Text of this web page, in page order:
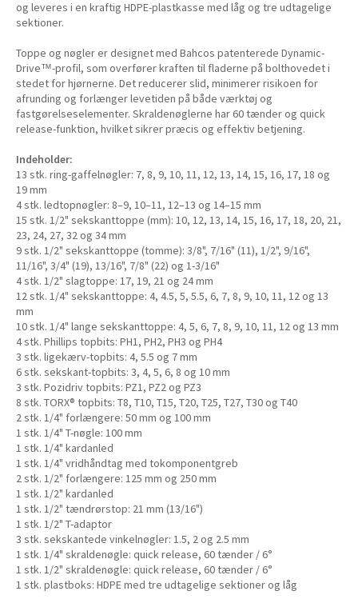
og leveres i en kraftig HDPE-plastkasse med låg og tre udtagelige
sektioner.
Toppe og nøgler er designet med Bahcos patenterede Dynamic-
Drive™-profil, som overfører kraften til fladerne på bolthovedet i
stedet for hjørnerne. Det reducerer slid, minimerer risikoen for
afrunding og forlænger levetiden på både værktøj og
fastgørelseselementer. Skraldenøglerne har 60 tænder og quick
release-funktion, hvilket sikrer præcis og effektiv betjening.
Indeholder:
13 stk. ring-gaffelnøgler: 7, 8, 9, 10, 11, 12, 13, 14, 15, 16, 17, 18 og
19 mm
4 stk. ledtopnøgler: 8–9, 10–11, 12–13 og 14–15 mm
15 stk. 1/2" sekskanttoppe (mm): 10, 12, 13, 14, 15, 16, 17, 18, 20, 21,
23, 24, 27, 32 og 34 mm
9 stk. 1/2" sekskanttoppe (tomme): 3/8", 7/16" (11), 1/2", 9/16",
11/16", 3/4" (19), 13/16", 7/8" (22) og 1-3/16"
4 stk. 1/2" slagtoppe: 17, 19, 21 og 24 mm
12 stk. 1/4" sekskanttoppe: 4, 4.5, 5, 5.5, 6, 7, 8, 9, 10, 11, 12 og 13
mm
10 stk. 1/4" lange sekskanttoppe: 4, 5, 6, 7, 8, 9, 10, 11, 12 og 13 mm
4 stk. Phillips topbits: PH1, PH2, PH3 og PH4
3 stk. ligekærv-topbits: 4, 5.5 og 7 mm
6 stk. sekskant-topbits: 3, 4, 5, 6, 8 og 10 mm
3 stk. Pozidriv topbits: PZ1, PZ2 og PZ3
8 stk. TORX® topbits: T8, T10, T15, T20, T25, T27, T30 og T40
2 stk. 1/4" forlængere: 50 mm og 100 mm
1 stk. 1/4" T-nøgle: 100 mm
1 stk. 1/4" kardanled
1 stk. 1/4" vridhåndtag med tokomponentgreb
2 stk. 1/2" forlængere: 125 mm og 250 mm
1 stk. 1/2" kardanled
1 stk. 1/2" tændrørstop: 21 mm (13/16")
1 stk. 1/2" T-adaptor
3 stk. sekskantede vinkelnøgler: 1.5, 2 og 2.5 mm
1 stk. 1/4" skraldenøgle: quick release, 60 tænder / 6°
1 stk. 1/2" skraldenøgle: quick release, 60 tænder / 6°
1 stk. plastboks: HDPE med tre udtagelige sektioner og låg